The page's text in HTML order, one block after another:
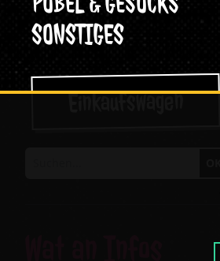
SONSTIGES
Einkaufswagen